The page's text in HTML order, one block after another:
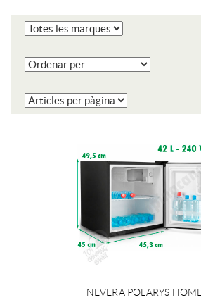
COMPRAR
NEVERA POLARYS